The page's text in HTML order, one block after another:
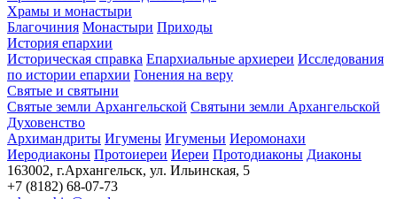
Храмы и монастыри
Благочиния Монастыри Приходы
История епархии
Историческая справка Епархиальные архиереи Исследования
по истории епархии Гонения на веру
Святые и святыни
Святые земли Архангельской Святыни земли Архангельской
Духовенство
Архимандриты Игумены Игуменьи Иеромонахи
Иеродиаконы Протоиереи Иереи Протодиаконы Диаконы
163002, г.Архангельск, ул. Ильинская, 5
+7 (8182) 68-07-73